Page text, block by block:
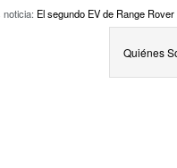
noticia: El segundo EV de Range Rover
Quiénes